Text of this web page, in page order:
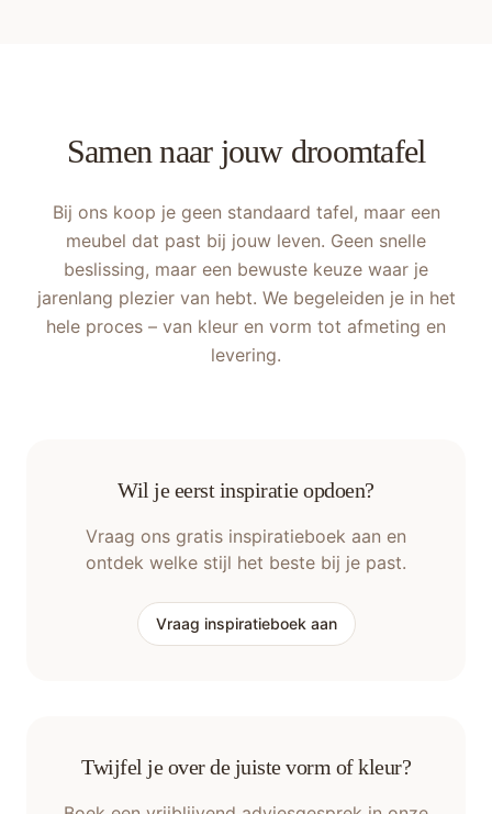
Samen naar jouw droomtafel
Bij ons koop je geen standaard tafel, maar een
meubel dat past bij jouw leven. Geen snelle
beslissing, maar een bewuste keuze waar je
jarenlang plezier van hebt. We begeleiden je in het
hele proces – van kleur en vorm tot afmeting en
levering.
Wil je eerst inspiratie opdoen?
Vraag ons gratis inspiratieboek aan en
ontdek welke stijl het beste bij je past.
Vraag inspiratieboek aan
Twijfel je over de juiste vorm of kleur?